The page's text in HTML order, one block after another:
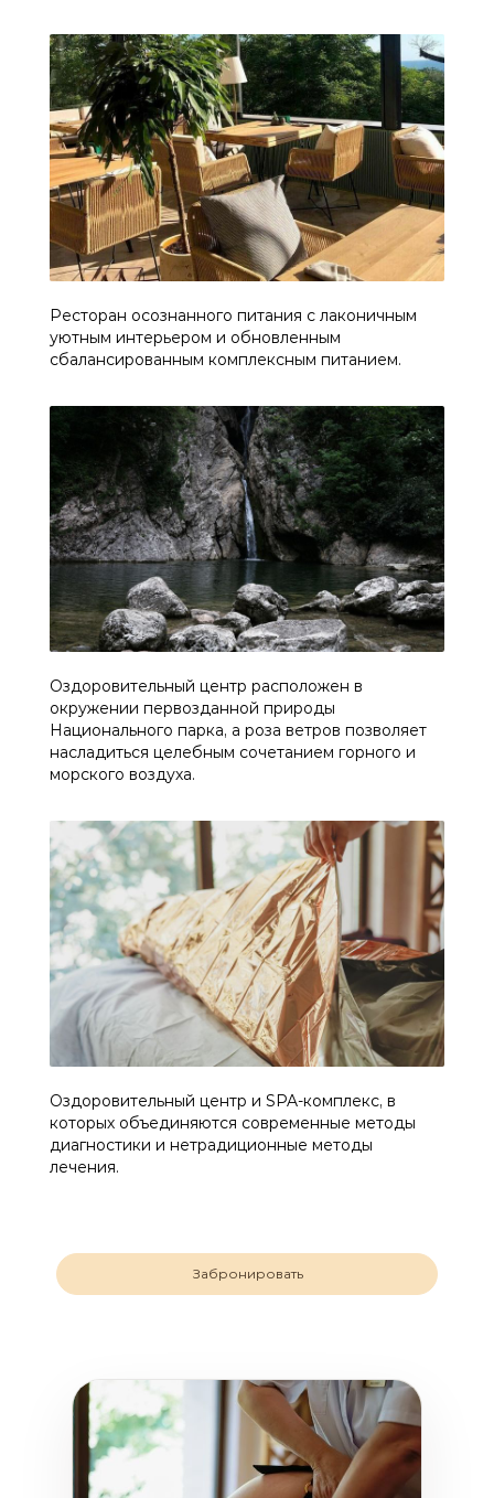
Ресторан осознанного питания с лаконичным
уютным интерьером и обновленным
сбалансированным комплексным питанием.
Оздоровительный центр расположен в
окружении первозданной природы
Национального парка, а роза ветров позволяет
насладиться целебным сочетанием горного и
морского воздуха.
Оздоровительный центр и SPA-комплекс, в
которых объединяются современные методы
диагностики и нетрадиционные методы
лечения.
Забронировать